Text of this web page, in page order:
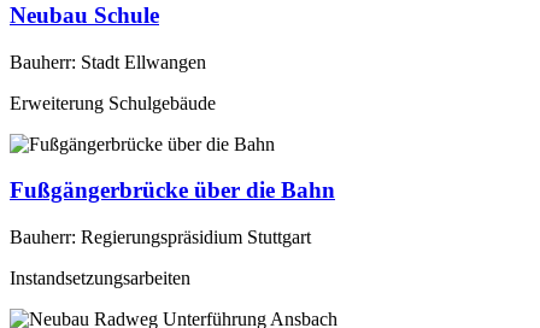
Neubau Schule
Bauherr: Stadt Ellwangen
Erweiterung Schulgebäude
Fußgängerbrücke über die Bahn
Bauherr: Regierungspräsidium Stuttgart
Instandsetzungsarbeiten